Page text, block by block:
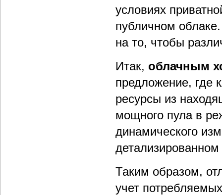
условиях
публичном
на то, чтобы
Итак, облачным
предложение, где
ресурсы из
мощного пула в
динамического
Таким образом,
учет